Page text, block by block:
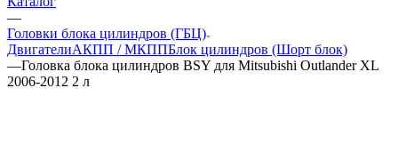
—
Головки блока цилиндров (ГБЦ)
ДвигателиАКПП / МКППБлок цилиндров (Шорт блок)
—Головка блока цилиндров BSY для Mitsubishi Outlander XL
2006-2012 2 л